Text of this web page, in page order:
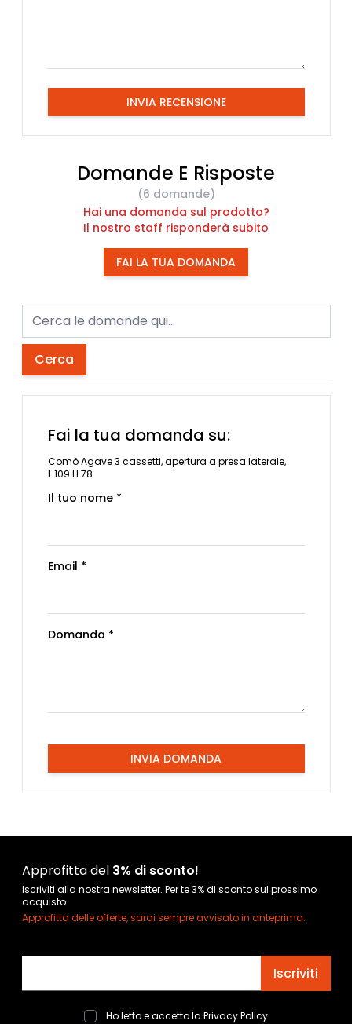
INVIA RECENSIONE
Domande E Risposte
(6 domande)
Hai una domanda sul prodotto?
Il nostro staff risponderà subito
FAI LA TUA DOMANDA
Cerca
Fai la tua domanda su:
Comò Agave 3 cassetti, apertura a presa laterale,
L.109 H.78
Il tuo nome *
Email *
Domanda *
INVIA DOMANDA
Approfitta del 3% di sconto!
Iscriviti alla nostra newsletter. Per te 3% di sconto sul prossimo
acquisto.
Approfitta delle offerte, sarai sempre avvisato in anteprima.
Iscriviti
Ho letto e accetto la Privacy Policy